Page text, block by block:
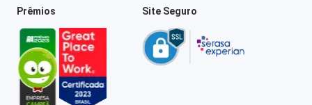
Prêmios Site Seguro